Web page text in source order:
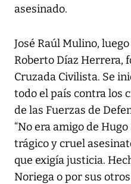
asesinado.
José Raúl Mulino,
Roberto Díaz Herrera,
Cruzada Civilista. Se
todo el país contra los
de las Fuerzas de
“No era amigo de
trágico y cruel
que exigía justicia.
Noriega o por sus